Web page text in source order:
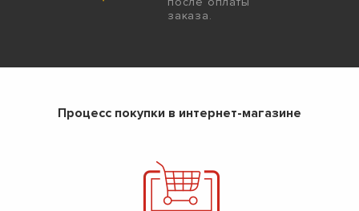
заказа.
Процесс покупки в интернет-магазине